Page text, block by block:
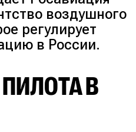
воздушного
регулирует
в России.
В